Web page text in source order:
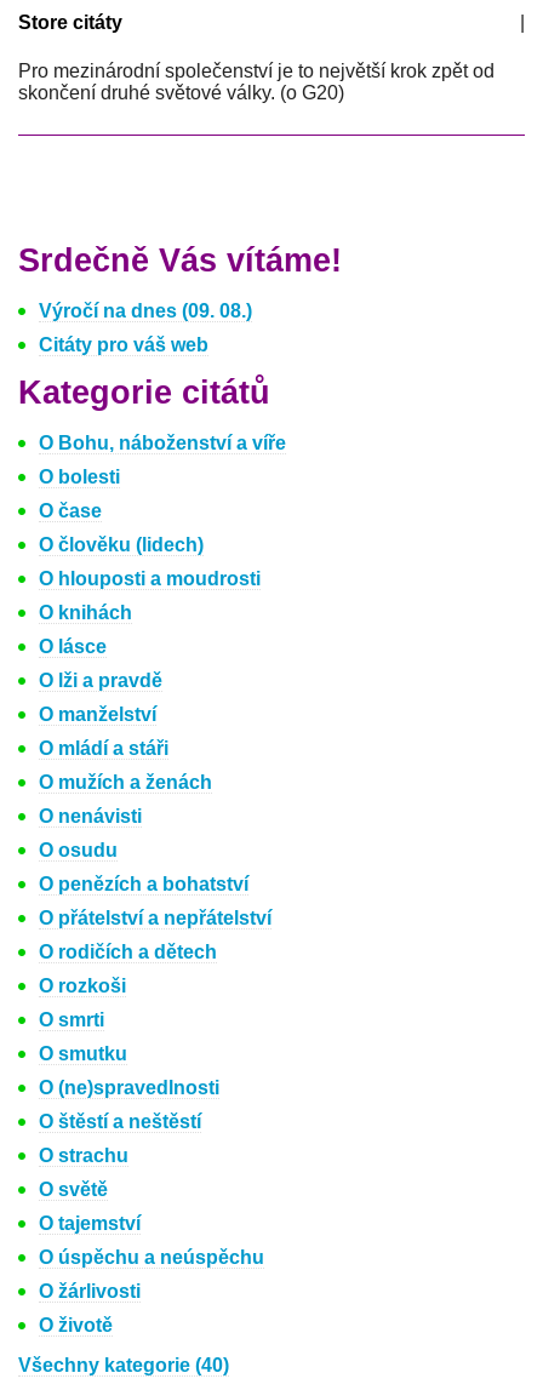
Store citáty
Pro mezinárodní společenství je to největší krok zpět od
skončení druhé světové války. (o G20)
Srdečně Vás vítáme!
Výročí na dnes (09. 08.)
Citáty pro váš web
Kategorie citátů
O Bohu, náboženství a víře
O bolesti
O čase
O člověku (lidech)
O hlouposti a moudrosti
O knihách
O lásce
O lži a pravdě
O manželství
O mládí a stáři
O mužích a ženách
O nenávisti
O osudu
O penězích a bohatství
O přátelství a nepřátelství
O rodičích a dětech
O rozkoši
O smrti
O smutku
O (ne)spravedlnosti
O štěstí a neštěstí
O strachu
O světě
O tajemství
O úspěchu a neúspěchu
O žárlivosti
O životě
Všechny kategorie (40)